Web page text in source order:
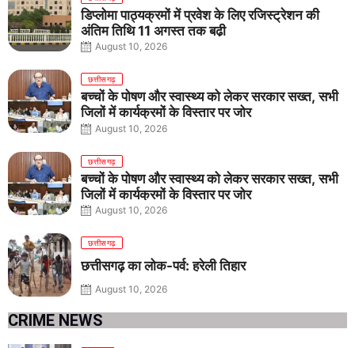
डिप्लोमा पाठ्यक्रमों में प्रवेश के लिए रजिस्ट्रेशन की
अंतिम तिथि 11 अगस्त तक बढ़ी
August 10, 2026
छत्तीसगढ़
बच्चों के पोषण और स्वास्थ्य को लेकर सरकार सख्त, सभी
जिलों में कार्यक्रमों के विस्तार पर जोर
August 10, 2026
छत्तीसगढ़
बच्चों के पोषण और स्वास्थ्य को लेकर सरकार सख्त, सभी
जिलों में कार्यक्रमों के विस्तार पर जोर
August 10, 2026
छत्तीसगढ़
छत्तीसगढ़ का लोक-पर्व: हरेली तिहार
August 10, 2026
CRIME NEWS